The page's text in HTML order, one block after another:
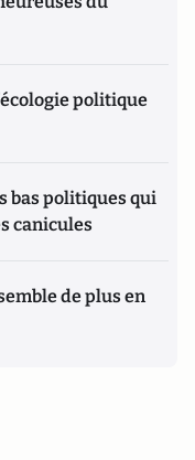
politique
bas politiques qui
canicules
de plus en